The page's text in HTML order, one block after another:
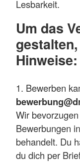
Lesbarkeit.
Um das
Hinweise:
1. Bewerben
Wir
Bewerbungen
behandelt. Du
du dich per